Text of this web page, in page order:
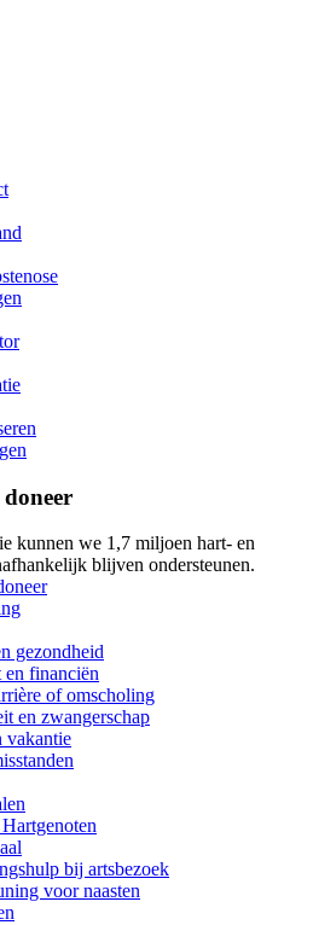
doneer
kunnen we 1,7 miljoen hart- en
blijven ondersteunen.
gezondheid
en financiën
of omscholing
en zwangerschap
vakantie
bij artsbezoek
voor naasten